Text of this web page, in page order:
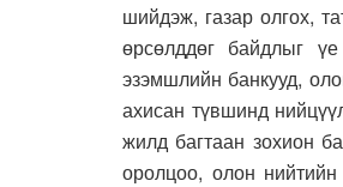
шийдэж, газар олгох,
өрсөлддөг байдлыг
эзэмшлийн банкууд,
ахисан түвшинд
жилд багтаан зохион
оролцоо, олон нийтийн